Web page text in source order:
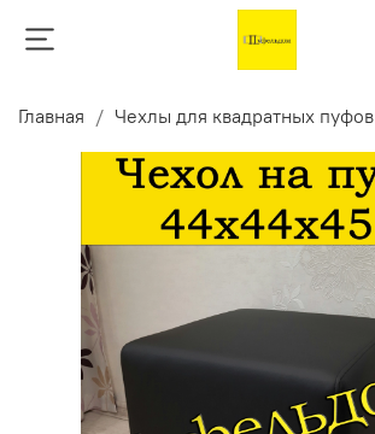
Главная Чехлы для квадратных пуфов